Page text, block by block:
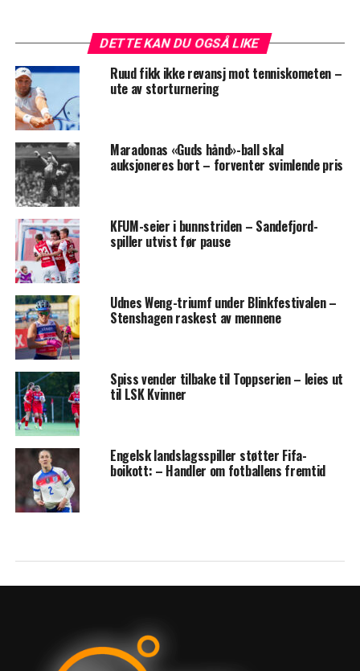
DETTE KAN DU OGSÅ LIKE
Ruud fikk ikke revansj mot tenniskometen –
ute av storturnering
Maradonas «Guds hånd»-ball skal
auksjoneres bort – forventer svimlende pris
KFUM-seier i bunnstriden – Sandefjord-
spiller utvist før pause
Udnes Weng-triumf under Blinkfestivalen –
Stenshagen raskest av mennene
Spiss vender tilbake til Toppserien – leies ut
til LSK Kvinner
Engelsk landslagsspiller støtter Fifa-
boikott: – Handler om fotballens fremtid